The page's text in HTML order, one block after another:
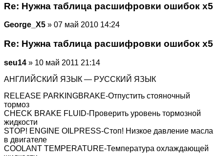
Re: Нужна таблица расшифровки ошибок х5
George_X5 » 07 май 2010 14:24
Re: Нужна таблица расшифровки ошибок х5
seu14 » 10 май 2011 21:14
АНГЛИЙСКИЙ ЯЗЫК — РУССКИЙ ЯЗЫК
RELEASE PARKINGBRAKE-Отпустить стояночный
тормоз
CHECK BRAKE FLUID-Проверить уровень тормозной
жидкости
STOP! ENGINE OILPRESS-Стоп! Низкое давление масла
в двигателе
COOLANT TEMPERATURE-Температура охлаждающей